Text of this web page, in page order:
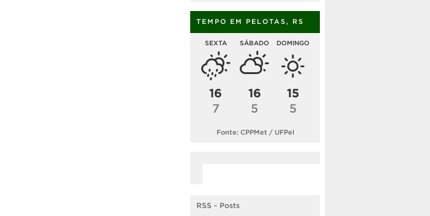
TEMPO EM PELOTAS, RS
SEXTA
16
7
SÁBADO
16
5
DOMINGO
15
5
Fonte: CPPMet / UFPel
RSS - Posts